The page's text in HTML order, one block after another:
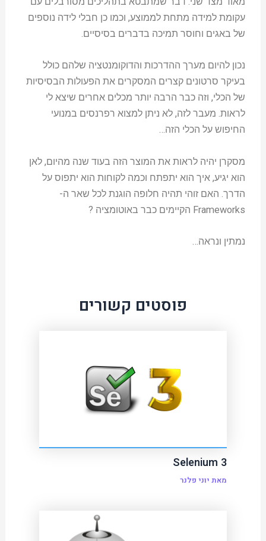
עקומת למידה מתחת לממוצע, וכמו כן חבלי לידה נוספים
של באגים וחוסר תמיכה בדברים בסיסיים.
נכון להיום מערך ההדרכות והדוקומנטציה שלהם כולל
בעיקר סרטונים קצרים המסקרים את הפעולות הבסיסיות
של הכלי, וזה כבר הרבה יותר מכלים אחרים שיצא לי
לראות. מעבר לזה, לא ניתן למצוא רפרנסים במנועי
החיפוש על הכלי הזה…
מסקרן יהיה לראות את המוצר הזה בעוד שנה מהיום, לאן
הוא יגיע, איך הוא יתפתח וכמה לקוחות הוא יתפוס על
הדרך. האם זוהי תהיה חלופה הוגנת לכל שאר ה-
Frameworks הקיימים כבר באוטומציה ?
נמתין ונראה…
פוסטים קשורים
Selenium 3
מאת יוני פלנר